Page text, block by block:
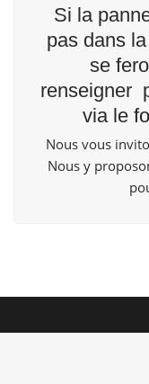
Si la
pas dans
se
renseigner
via le
Nous vous
Nous y